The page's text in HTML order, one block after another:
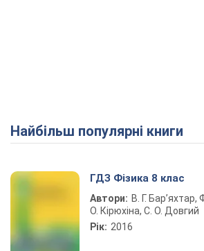
Найбільш популярні книги
ГДЗ Фізика 8 клас
Автори: В. Г.
О. Кірюхіна, С. О. Довгий
Рік: 2016